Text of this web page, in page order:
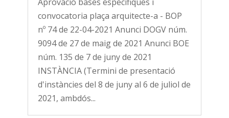
convocatoria plaça arquitecte-a - BOP
nº 74 de 22-04-2021 Anunci DOGV núm.
9094 de 27 de maig de 2021 Anunci BOE
núm. 135 de 7 de juny de 2021
INSTÀNCIA (Termini de presentació
d'instàncies del 8 de juny al 6 de juliol de
2021, ambdós...